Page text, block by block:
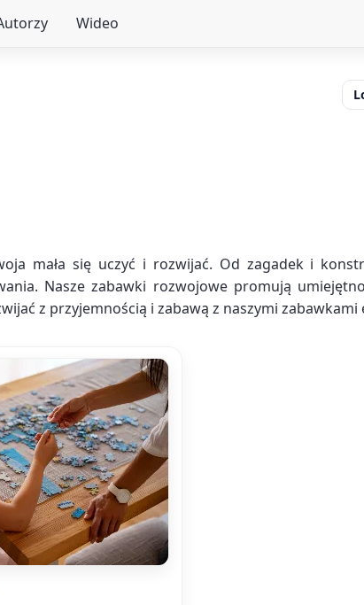
Wideo
mała się uczyć i rozwijać. Od zagadek i
Nasze zabawki rozwojowe promują
z przyjemnością i zabawą z naszymi zabawkami